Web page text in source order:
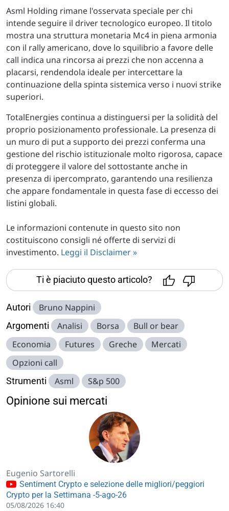
Asml Holding rimane l'osservata speciale per chi
intende seguire il driver tecnologico europeo. Il titolo
mostra una struttura monetaria Mc4 in piena armonia
con il rally americano, dove lo squilibrio a favore delle
call indica una rincorsa ai prezzi che non accenna a
placarsi, rendendola ideale per intercettare la
continuazione della spinta sistemica verso i nuovi strike
superiori.
TotalEnergies continua a distinguersi per la solidità del
proprio posizionamento professionale. La presenza di
un muro di put a supporto dei prezzi conferma una
gestione del rischio istituzionale molto rigorosa, capace
di proteggere il valore del sottostante anche in
presenza di ipercomprato, garantendo una resilienza
che appare fondamentale in questa fase di eccesso dei
listini globali.
Le informazioni contenute in questo sito non
costituiscono consigli né offerte di servizi di
investimento. Leggi il Disclaimer »
Ti è piaciuto questo articolo?
Autori Bruno Nappini
Argomenti Analisi Borsa
Bull or bear
Economia
Futures Greche
Mercati
Opzioni call
Strumenti Asml S&p 500
Opinione sui mercati
Eugenio Sartorelli
Sentiment Crypto e selezione delle migliori/peggiori
Crypto per la Settimana -5-ago-26
05/08/2026 16:40